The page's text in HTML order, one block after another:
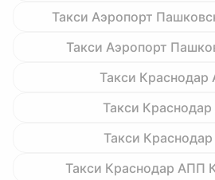
Такси Аэропорт
Такси Аэропорт
Такси Краснодар
Такси
Такси Краснодар
Такси Краснодар АПП